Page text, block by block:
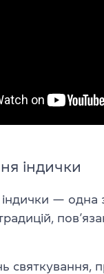
індички
— одна
святкування,